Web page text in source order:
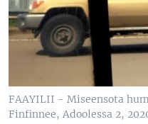
FAAYILII - Miseensota
Finfinnee, Adoolessa 2,